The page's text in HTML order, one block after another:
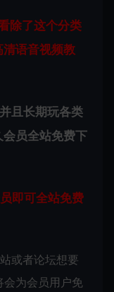
除了这个分类
语音视频教
且长期玩各类
会员全站免费下
即可全站免费
或者论坛想要
会为会员用户免